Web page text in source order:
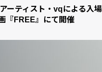
ーティスト・vqによる入
『FREE』にて開催